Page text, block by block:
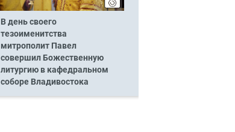
В день своего
тезоименитства
митрополит Павел
совершил Божественную
литургию в кафедральном
соборе Владивостока